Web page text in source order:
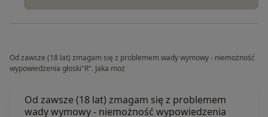
Od zawsze (18 lat) zmagam się z problemem wady wymowy - niemożność
wypowiedzenia głoski"R". Jaka moż
Od zawsze (18 lat) zmagam się z problemem
wady wymowy - niemożność wypowiedzenia